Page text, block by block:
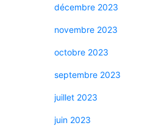
décembre 2023
novembre 2023
octobre 2023
septembre 2023
juillet 2023
juin 2023